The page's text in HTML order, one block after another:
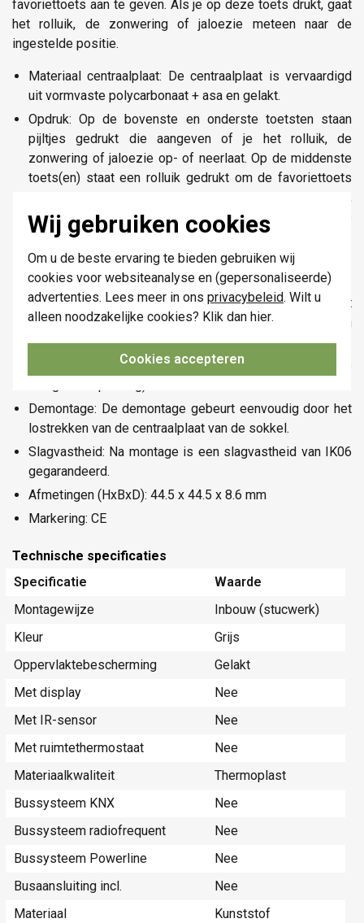
Wij gebruiken cookies
Om u de beste ervaring te bieden gebruiken wij
cookies voor websiteanalyse en (gepersonaliseerde)
advertenties. Lees meer in ons privacybeleid. Wilt u
alleen noodzakelijke cookies? Klik dan hier.
Cookies accepteren
favoriettoets aan te geven. Als je op deze toets drukt, gaat
het rolluik, de zonwering of jaloezie meteen naar de
ingestelde positie.
Materiaal centraalplaat: De centraalplaat is vervaardigd
uit vormvaste polycarbonaat + asa en gelakt.
Opdruk: Op de bovenste en onderste toetsten staan
pijltjes gedrukt die aangeven of je het rolluik, de
zonwering of jaloezie op- of neerlaat. Op de middenste
toets(en) staat een rolluik gedrukt om de favoriettoets
aan te geven. Als je op deze toets drukt, gaat het rolluik,
de zonwering of jaloezie meteen naar de ingestelde
positie.
Kleur: blue grey gelakt (bij benadering NCS S 8005 -
R80B, RAL 240 30 05)
Brandveiligheid: de kunststofdelen van de centraalplaat
zijn zelfdovend (voldoen aan een gloeidraadproef van
650 °C) en zijn halogeenvrij
Voedingsspanning: 26 Vdc (ZLVS, zeer lage
Demontage: De demontage gebeurt eenvoudig door het
lostrekken van de centraalplaat van de sokkel.
Slagvastheid: Na montage is een slagvastheid van IK06
gegarandeerd.
Afmetingen (HxBxD): 44.5 x 44.5 x 8.6 mm
Markering: CE
Technische specificaties
Specificatie
Waarde
Montagewijze
Inbouw (stucwerk)
Kleur
Grijs
Oppervlaktebescherming
Gelakt
Met display
Nee
Met IR-sensor
Nee
Met ruimtethermostaat
Nee
Materiaalkwaliteit
Thermoplast
Bussysteem KNX
Nee
Bussysteem radiofrequent
Nee
Bussysteem Powerline
Nee
Busaansluiting incl.
Nee
Materiaal
Kunststof